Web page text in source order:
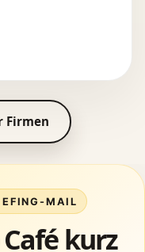
Firmen
MAIL
kurz